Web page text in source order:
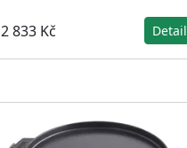
2 833 Kč Detail